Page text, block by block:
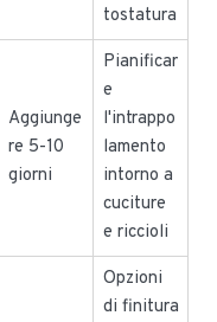
tostatura
Aggiunge
re 5-10
giorni
Pianificar
e
l'intrappo
lamento
intorno a
cuciture
e riccioli
Opzioni
di finitura